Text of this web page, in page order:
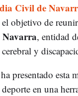
Civil de
objetivo de
Navarra, entidad
y
ha presentado esta
en una